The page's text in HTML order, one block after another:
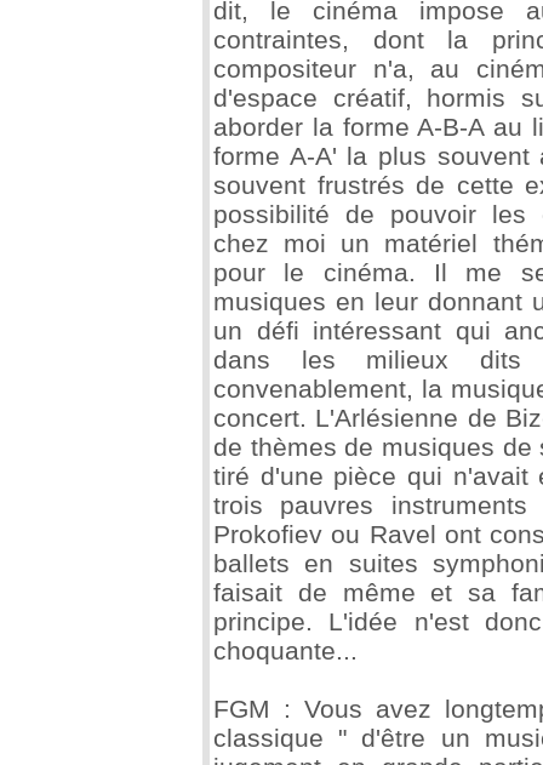
dit, le cinéma impose
contraintes, dont la
compositeur n'a, au
d'espace créatif, hormis
aborder la forme A-B-A au
forme A-A' la plus souvent
souvent frustrés de cette
possibilité de pouvoir les
chez moi un matériel
pour le cinéma. Il me
musiques en leur donnant
un défi intéressant qui
dans les milieux dits
convenablement, la
concert. L'Arlésienne de
de thèmes de musiques
tiré d'une pièce qui
trois pauvres
Prokofiev ou Ravel ont
ballets en suites
faisait de même et sa
principe. L'idée n'est
choquante...
FGM : Vous avez
classique " d'être un